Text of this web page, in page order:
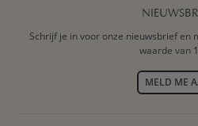
Schrijf je in voor onze nieuwsbrief en
waarde van
MELD ME